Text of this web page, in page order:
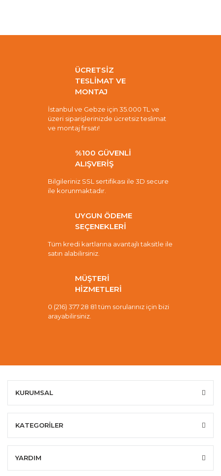
ÜCRETSİZ
TESLİMAT VE
MONTAJ
İstanbul ve Gebze için 35.000 TL ve
üzeri siparişlerinizde ücretsiz teslimat
ve montaj fırsatı!
%100 GÜVENLİ
ALIŞVERİŞ
Bilgileriniz SSL sertifikası ile 3D secure
ile korunmaktadır.
UYGUN ÖDEME
SEÇENEKLERİ
Tüm kredi kartlarına avantajlı taksitle ile
satın alabilirsiniz.
MÜŞTERİ
HİZMETLERİ
0 (216) 377 28 81 tüm sorularınız için bizi
arayabilirsiniz.
KURUMSAL
KATEGORİLER
YARDIM